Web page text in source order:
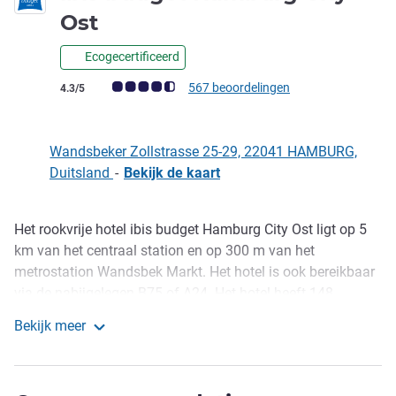
Ost
Ecogecertificeerd
Avis-klantbeoordeling (ALL beoordeling)
4.3/5 567 beoordelingen
Wandsbeker Zollstrasse 25-29, 22041 HAMBURG,
Duitsland - Bekijk de kaart
Omschrijving
Het rookvrije hotel ibis budget Hamburg City Ost ligt op 5
km van het centraal station en op 300 m van het
metrostation Wandsbek Markt. Het hotel is ook bereikbaar
ochtend verwelkomen wij u met ons ontbijtbuffet. Overdag
Bekijk meer